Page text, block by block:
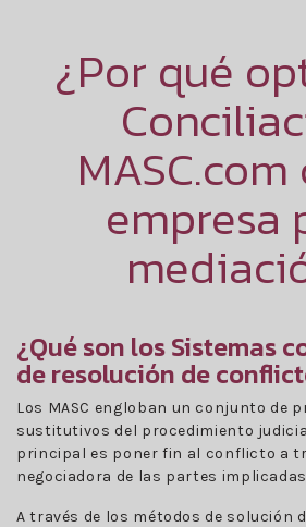
¿Por qué
empresa
¿Qué son los Sistemas
de resolución de
Los MASC engloban un conjunto de
sustitutivos del procedimiento
principal es poner fin al conflicto a
negociadora de las partes
A través de los métodos de solución